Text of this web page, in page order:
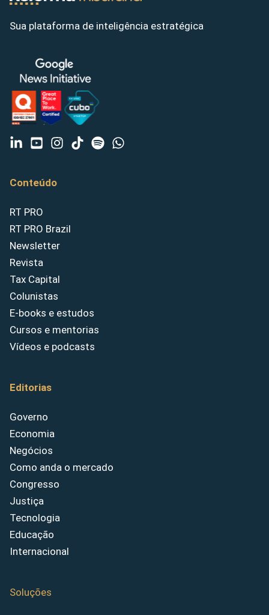
Sua plataforma de inteligência estratégica
Conteúdo
RT PRO
RT PRO Brazil
Newsletter
Revista
Tax Capital
Colunistas
E-books e estudos
Cursos e mentorias
Vídeos e podcasts
Editorias
Governo
Economia
Negócios
Como anda o mercado
Congresso
Justiça
Tecnologia
Educação
Internacional
Soluções